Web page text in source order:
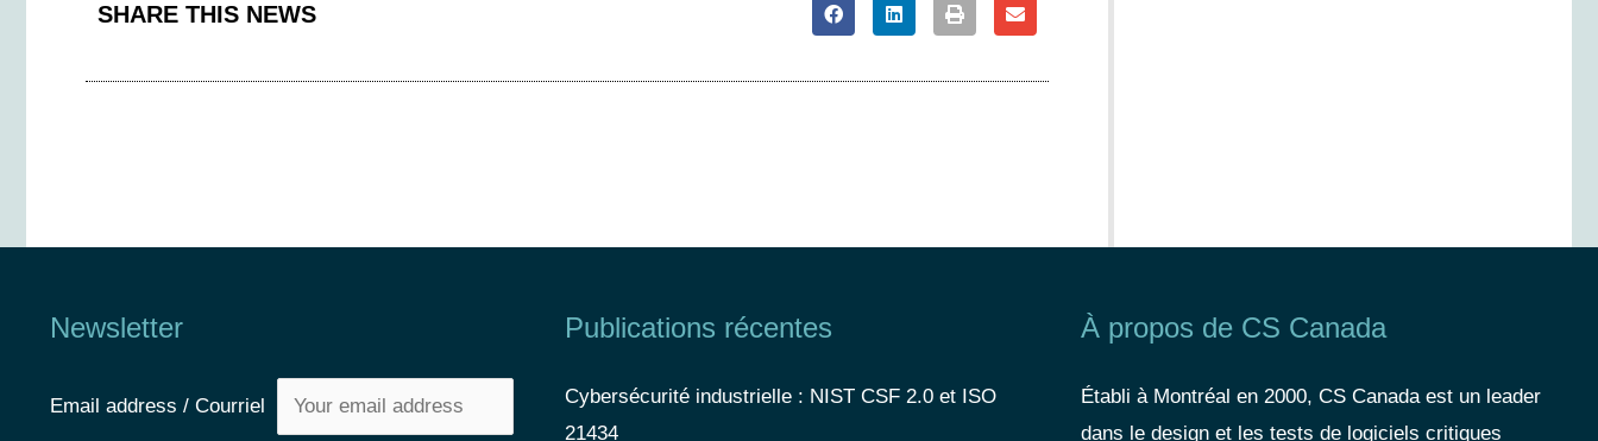
SHARE THIS NEWS
Newsletter
Email address / Courriel
Publications récentes
Cybersécurité industrielle : NIST CSF 2.0 et ISO
21434
À propos de CS Canada
Établi à Montréal en 2000, CS Canada est un leader
dans le design et les tests de logiciels critiques